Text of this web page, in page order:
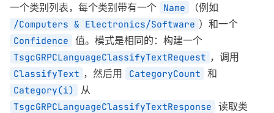
一个类别列表，每个类别带有一个
Name （例如
/Computers & Electronics/Software ）和一个
Confidence 值。模式是相同的：构建一个
TsgcGRPCLanguageClassifyTextRequest ，调用
ClassifyText ，然后用 CategoryCount 和
Category(i) 从
TsgcGRPCLanguageClassifyTextResponse
读取类